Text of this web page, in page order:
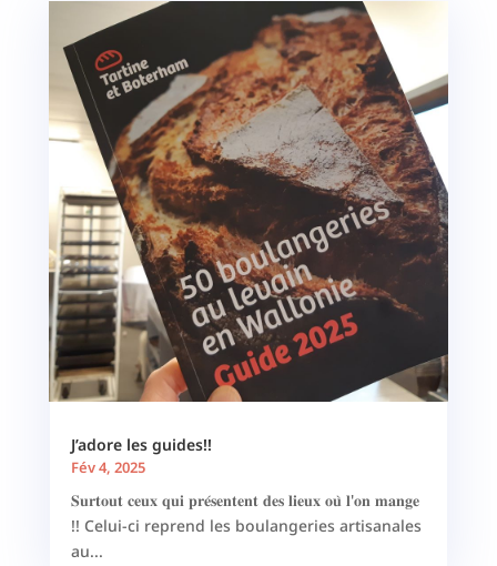
J’adore les guides!!
Fév 4, 2025
𝐒𝐮𝐫𝐭𝐨𝐮𝐭 𝐜𝐞𝐮𝐱 𝐪𝐮𝐢 𝐩𝐫𝐞́𝐬𝐞𝐧𝐭𝐞𝐧𝐭 𝐝𝐞𝐬 𝐥𝐢𝐞𝐮𝐱 𝐨𝐮̀ 𝐥'𝐨𝐧 𝐦𝐚𝐧𝐠𝐞
!! Celui-ci reprend les boulangeries artisanales
au...